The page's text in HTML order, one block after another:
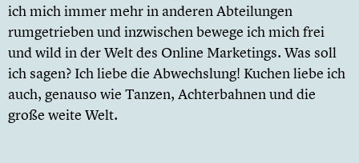
ich mich immer mehr in anderen Abteilungen
rumgetrieben und inzwischen bewege ich mich frei
und wild in der Welt des Online Marketings. Was soll
ich sagen? Ich liebe die Abwechslung! Kuchen liebe ich
auch, genauso wie Tanzen, Achterbahnen und die
große weite Welt.